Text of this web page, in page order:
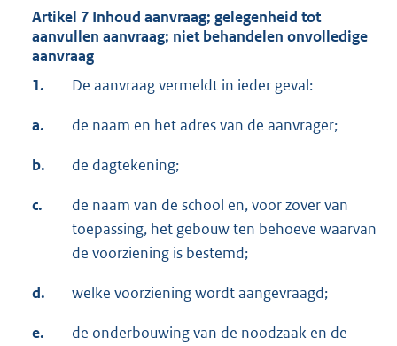
Artikel 7 Inhoud aanvraag; gelegenheid tot
aanvullen aanvraag; niet behandelen onvolledige
aanvraag
1.
De aanvraag vermeldt in ieder geval:
a. de naam en het adres van de aanvrager;
b. de dagtekening;
c.
de naam van de school en, voor zover van
toepassing, het gebouw ten behoeve waarvan
de voorziening is bestemd;
d. welke voorziening wordt aangevraagd;
e.
de onderbouwing van de noodzaak en de